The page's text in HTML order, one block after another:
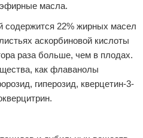
масла.
содержится 22% жирных масел
аскорбиновой кислоты
раза больше, чем в плодах.
как флаванолы
гиперозид, кверцетин-3-